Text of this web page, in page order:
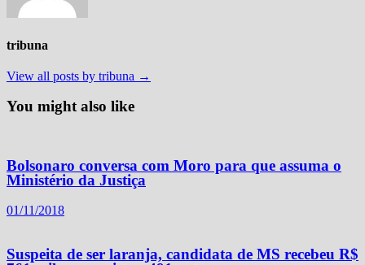
tribuna
View all posts by tribuna →
You might also like
Bolsonaro conversa com Moro para que assuma o
Ministério da Justiça
01/11/2018
Suspeita de ser laranja, candidata de MS recebeu R$